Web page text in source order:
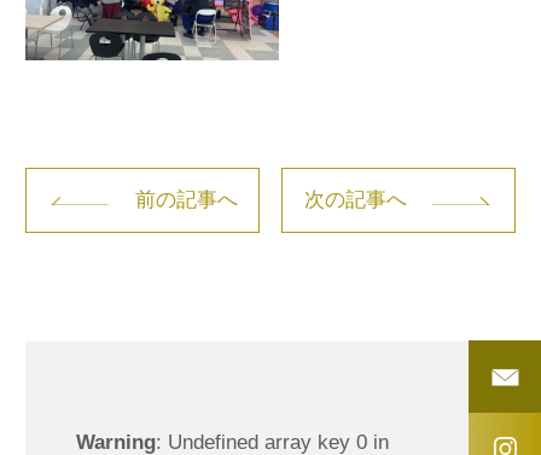
前の記事へ 次の記事へ
Warning: Undefined array key 0 in